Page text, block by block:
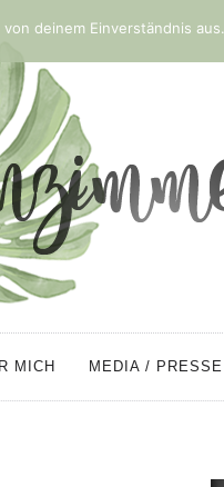
MICH MEDIA / PRESSE
deinem Einverständnis aus.